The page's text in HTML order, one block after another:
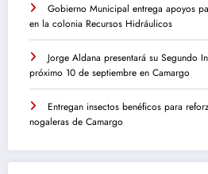
Gobierno Municipal entrega apoyos
en la colonia Recursos Hidráulicos
Jorge Aldana presentará su Segundo
próximo 10 de septiembre en Camargo
Entregan insectos benéficos para
nogaleras de Camargo